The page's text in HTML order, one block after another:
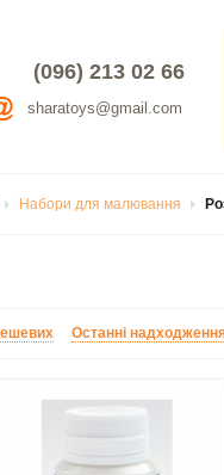
(096) 213 02 66
sharatoys@gmail.com
Набори для малювання
Останні